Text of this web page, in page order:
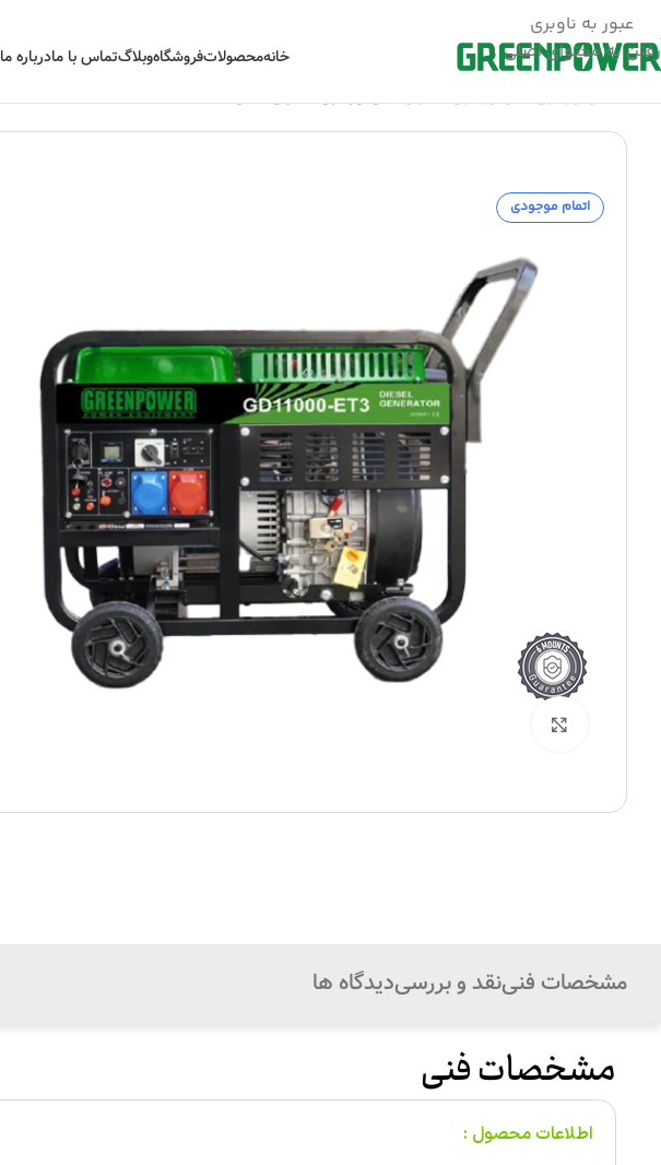
عبور به ناوبری
رفتن به محتوای اصلی
خانهمحصولاتفروشگاهوبلاگتماس با مادرباره ما
خانه/موتور برق/موتور برق دیزلی/موتور برق دیزلی مدل GD11000-ET3
اتمام موجودی
مشخصات فنینقد و بررسیدیدگاه ها
مشخصات فنی
اطلاعات محصول :